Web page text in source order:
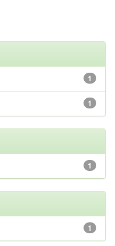
1
1
1
1